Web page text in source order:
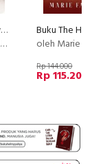
Ya juj & Ma juj : Riwayat Sang Penghancur Peradaban Bangsa-Bangsa di Dunia Sepanjang Zaman
oleh Marie
Rp 144.000
Rp 115.200